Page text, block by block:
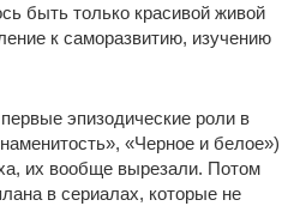
быть только красивой живой
к саморазвитию, изучению
эпизодические роли в
«Черное и белое»)
их вообще вырезали. Потом
в сериалах, которые не